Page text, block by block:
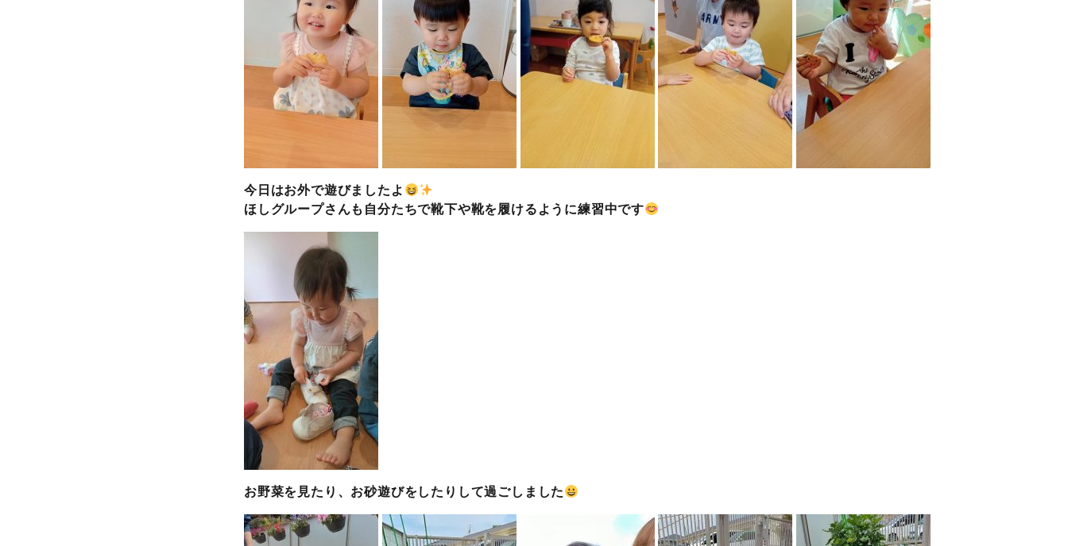
今日はお外で遊びましたよ
ほしグループさんも自分たちで靴下や靴を履けるように練習中です
お野菜を見たり、お砂遊びをしたりして過ごしました